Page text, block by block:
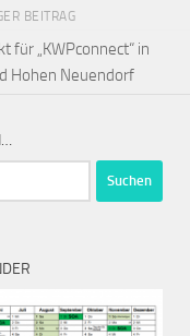
BEITRAG
für „KWPconnect“ in
Hohen Neuendorf